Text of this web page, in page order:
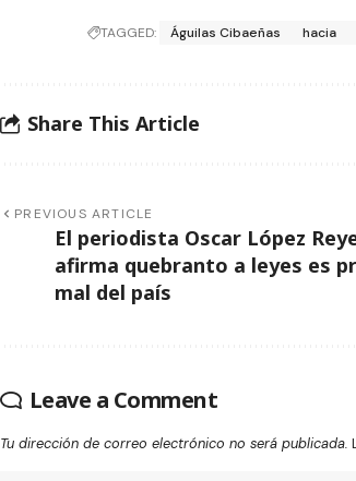
TAGGED: Águilas Cibaeñas hacia
Share This Article
PREVIOUS ARTICLE
El periodista Oscar López
afirma quebranto a leyes es
mal del país
Leave a Comment
Tu dirección de correo electrónico no será publicada.